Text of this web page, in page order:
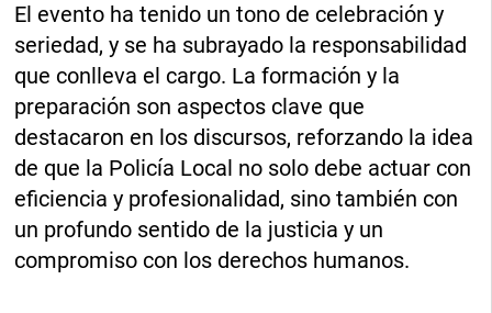
El evento ha tenido un tono de celebración y
seriedad, y se ha subrayado la responsabilidad
que conlleva el cargo. La formación y la
preparación son aspectos clave que
destacaron en los discursos, reforzando la idea
de que la Policía Local no solo debe actuar con
eficiencia y profesionalidad, sino también con
un profundo sentido de la justicia y un
compromiso con los derechos humanos.